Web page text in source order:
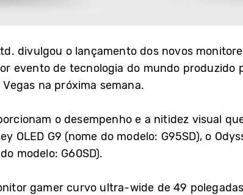
divulgou o lançamento dos novos
evento de tecnologia do mundo produzido
na próxima semana.
o desempenho e a nitidez visual
OLED G9 (nome do modelo: G95SD), o
modelo: G60SD).
gamer curvo ultra-wide de 49